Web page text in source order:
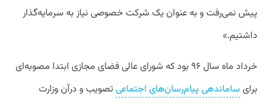
پیش نمی‌رفت و به عنوان یک شرکت خصوصی نیاز به سرمایه‌گذار
داشتیم.»
خرداد ماه سال ۹۶ بود که شورای عالی فضای مجازی ابتدا مصوبه‌ای
برای ساماندهی پیام‌رسان‌های اجتماعی تصویب و درآن وزارت